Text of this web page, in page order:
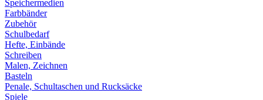
Speichermedien
Farbbänder
Zubehör
Schulbedarf
Hefte, Einbände
Schreiben
Malen, Zeichnen
Basteln
Penale, Schultaschen und Rucksäcke
Spiele